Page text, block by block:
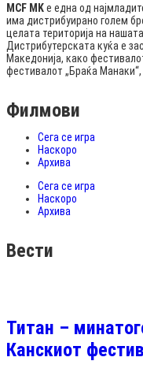
MCF MKе една од
има дистрибуирано голем
целата територија на
Дистрибутерската куќа е
Македонија, како
фестивалот „Браќа
Филмови
Сега се игра
Наскоро
Архива
Сега се игра
Наскоро
Архива
Вести
Титан –
Канскиот